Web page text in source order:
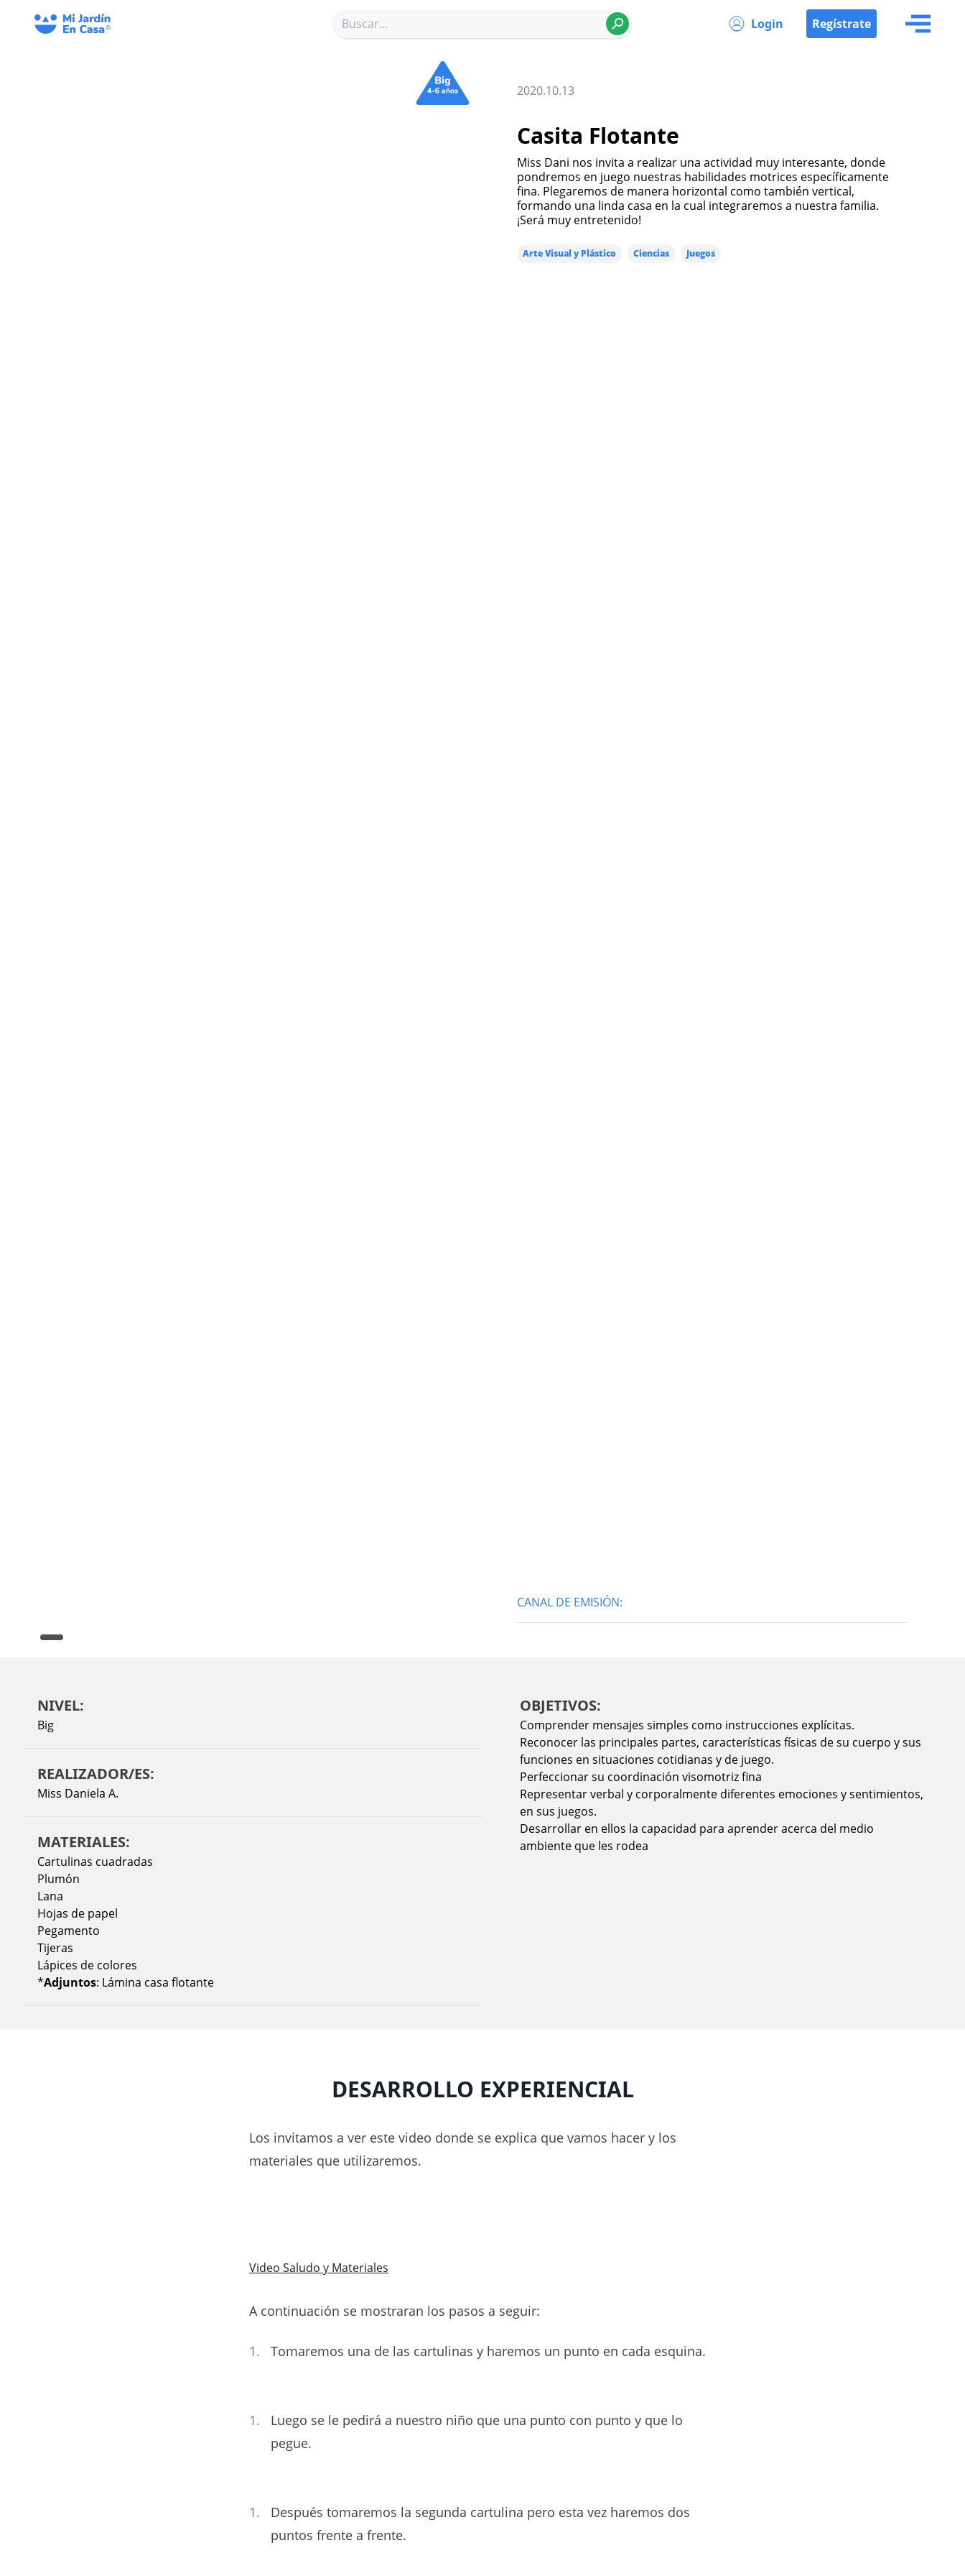
Login Regístrate
2020.10.13
Casita Flotante
Miss Dani nos invita a realizar una actividad muy interesante, donde
pondremos en juego nuestras habilidades motrices específicamente
fina. Plegaremos de manera horizontal como también vertical,
formando una linda casa en la cual integraremos a nuestra familia.
¡Será muy entretenido!
Arte Visual y Plástico Ciencias Juegos
CANAL DE EMISIÓN:
NIVEL:
Big
REALIZADOR/ES:
Miss Daniela A.
MATERIALES:
Cartulinas cuadradas
Plumón
Lana
Hojas de papel
Pegamento
Tijeras
Lápices de colores
*Adjuntos: Lámina casa flotante
OBJETIVOS:
Comprender mensajes simples como instrucciones explícitas.
Reconocer las principales partes, características físicas de su cuerpo y sus
funciones en situaciones cotidianas y de juego.
Perfeccionar su coordinación visomotriz fina
Representar verbal y corporalmente diferentes emociones y sentimientos,
en sus juegos.
Desarrollar en ellos la capacidad para aprender acerca del medio
ambiente que les rodea
DESARROLLO EXPERIENCIAL
Los invitamos a ver este video donde se explica que vamos hacer y los
materiales que utilizaremos.
Video Saludo y Materiales
A continuación se mostraran los pasos a seguir:
Tomaremos una de las cartulinas y haremos un punto en cada esquina.
Luego se le pedirá a nuestro niño que una punto con punto y que lo
pegue.
Después tomaremos la segunda cartulina pero esta vez haremos dos
puntos frente a frente.